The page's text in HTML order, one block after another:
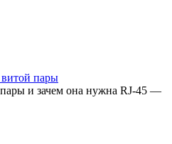
пары
и зачем она нужна RJ-45 —